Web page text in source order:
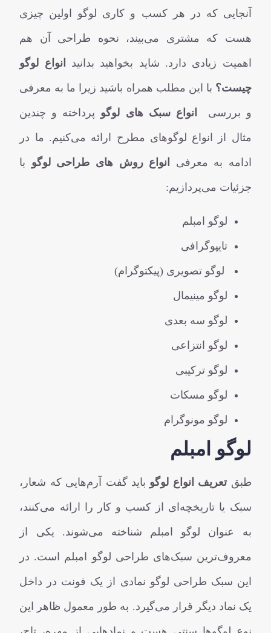
آنجایی که در هر کسب و کاری لوگو اولین چیزی
هست که مشتری می‌بیند، نحوه طراحی آن هم
اهمیت زیادی دارد. شاید بخواهید بدانید انواع لوگو
چیست؟ با این مطلب همراه باشید زیرا ما به معرفی
و بررسی انواع سبک های لوگو پرداخته و چندین
مثال از انواع لوگوهای مطرح ارائه می‌کنیم. ما در
ادامه به معرفی انواع روش های طراحی لوگو با
جزئیات می‌پردازیم:
لوگو امبلم
تایپوگرافی
لوگو تصویری (پیکتوگرام)
لوگو مینیمال
لوگو سه بعدی
لوگو انتزاعی
لوگو ترکیبی
لوگو مسکات
لوگو مونوگرام
لوگو امبلم
طبقتعریف انواع لوگو باید گفت آرم‌هایی که شعار،
سبک یا تاریخچه‌ای از کسب و کار را ارائه می‌کنند،
به عنوان لوگو امبلم شناخته می‌شوند. یکی از
معروف‌ترین سبک‌های طراحی لوگو امبلم است. در
این سبک طراحی لوگو نمادی از یک فونت در داخل
یک نماد دیگر قرار می‌گیرد. به طور معمول ظاهر این